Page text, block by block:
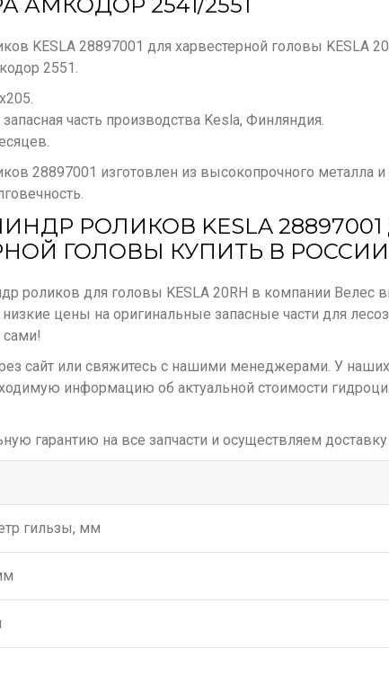
KESLA 28897001 для харвестерной головы KESLA
2551.
часть производства Kesla, Финляндия.
28897001 изготовлен из высокопрочного металла и
РОЛИКОВ KESLA
ГОЛОВЫ КУПИТЬ В
роликов для головы KESLA 20RH в компании Велес
цены на оригинальные запасные части для
сами!
сайт или свяжитесь с нашими менеджерами. У
информацию об актуальной стоимости
гарантию на все запчасти и осуществляем
гильзы, мм